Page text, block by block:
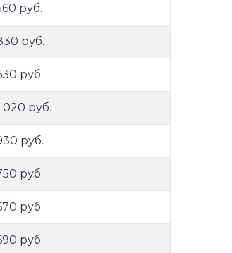
руб.
руб.
руб.
020 руб.
руб.
руб.
руб.
руб.